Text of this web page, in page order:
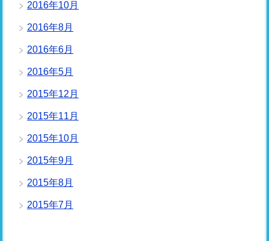
2016年10月
2016年8月
2016年6月
2016年5月
2015年12月
2015年11月
2015年10月
2015年9月
2015年8月
2015年7月